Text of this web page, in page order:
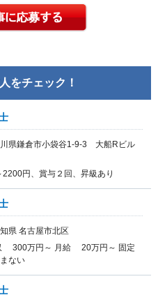
をチェック！
県鎌倉市小袋谷1-9-3 大船Rビル
円、賞与２回、昇級あり
県 名古屋市北区
300万円～ 月給 20万円～ 固定
ない